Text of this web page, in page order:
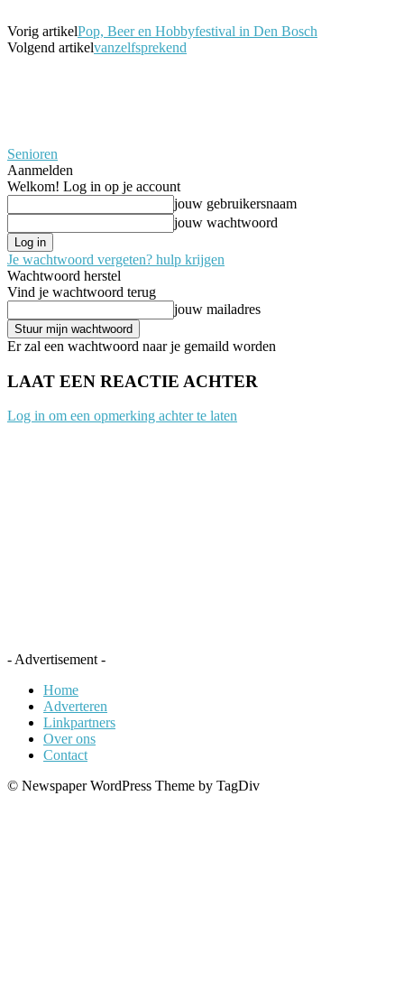
Vorig artikelPop, Beer en Hobbyfestival in Den Bosch
Volgend artikelvanzelfsprekend
Senioren
Aanmelden
Welkom! Log in op je account
jouw gebruikersnaam
jouw wachtwoord
Je wachtwoord vergeten? hulp krijgen
Wachtwoord herstel
Vind je wachtwoord terug
jouw mailadres
Er zal een wachtwoord naar je gemaild worden
LAAT EEN REACTIE ACHTER
Log in om een opmerking achter te laten
- Advertisement -
Home
Adverteren
Linkpartners
Over ons
Contact
© Newspaper WordPress Theme by TagDiv